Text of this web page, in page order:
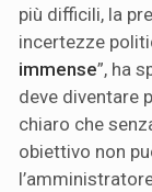
più difficili, la
incertezze
immense”, ha
deve diventare
chiaro che
obiettivo non